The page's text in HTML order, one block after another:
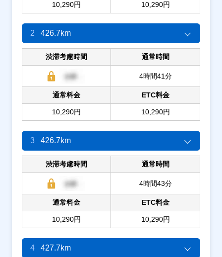
10,290円 10,290円
2 426.7km
渋滞考慮時間 通常時間
4時間41分
通常料金
10,290円
ETC料金
10,290円
3 426.7km
渋滞考慮時間 通常時間
4時間43分
通常料金
10,290円
ETC料金
10,290円
4 427.7km